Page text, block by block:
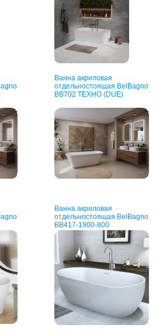
Ванна акриловая
отдельностоящая BelBagno
BB702 ТЕХНО (DUE)
Ванна акриловая
отдельностоящая BelBagno
BB417-1900-800